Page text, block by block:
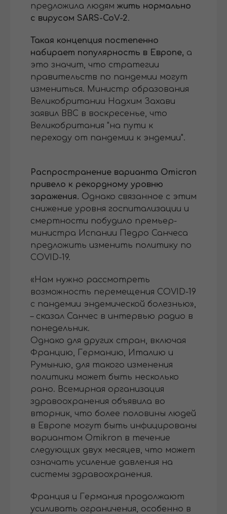
предложила людям жить нормально
с вирусом SARS-CoV-2.
Такая концепция постепенно
набирает популярность в Европе, а
это значит, что стратегии
правительств по пандемии могут
измениться. Министр образования
Великобритании Надхим Захави
заявил BBC в воскресенье, что
Великобритания "на пути к
переходу от пандемии к эндемии".
Распространение варианта Omicron
привело к рекордному уровню
заражения. Однако связанное с этим
снижение уровня госпитализации и
смертности побудило премьер-
министра Испании Педро Санчеса
предложить изменить политику по
COVID-19.
«Нам нужно рассмотреть
возможность перемещения COVID-19
с пандемии эндемической болезнью»,
– сказал Санчес в интервью радио в
понедельник.
Однако для других стран, включая
Францию, Германию, Италию и
Румынию, для такого изменения
политики может быть несколько
рано. Всемирная организация
здравоохранения объявила во
вторник, что более половины людей
в Европе могут быть инфицированы
вариантом Omikron в течение
следующих двух месяцев, что может
означать усиление давления на
системы здравоохранения.
Франция и Германия продолжают
усиливать ограничения, особенно в